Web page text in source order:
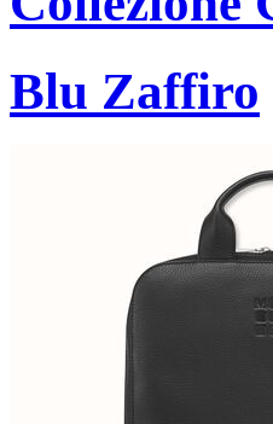
Blu Zaffiro